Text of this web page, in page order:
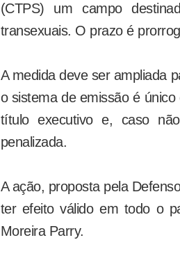
(CTPS) um campo
transexuais. O prazo é
A medida deve ser ampliada
o sistema de emissão é
título executivo e, caso
penalizada.
A ação, proposta pela
ter efeito válido em todo o
Moreira Parry.